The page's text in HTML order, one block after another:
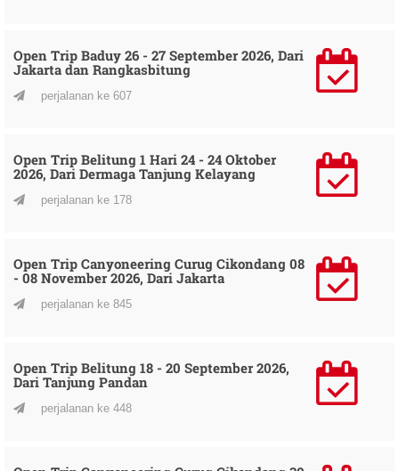
Open Trip Baduy 26 - 27 September 2026, Dari
Jakarta dan Rangkasbitung
perjalanan ke 607
Open Trip Belitung 1 Hari 24 - 24 Oktober
2026, Dari Dermaga Tanjung Kelayang
perjalanan ke 178
Open Trip Canyoneering Curug Cikondang 08
- 08 November 2026, Dari Jakarta
perjalanan ke 845
Open Trip Belitung 18 - 20 September 2026,
Dari Tanjung Pandan
perjalanan ke 448